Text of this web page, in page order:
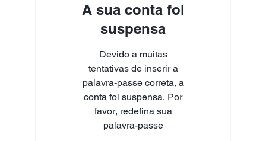
A sua conta foi
suspensa
Devido a muitas
tentativas de inserir a
palavra-passe correta, a
conta foi suspensa. Por
favor, redefina sua
palavra-passe